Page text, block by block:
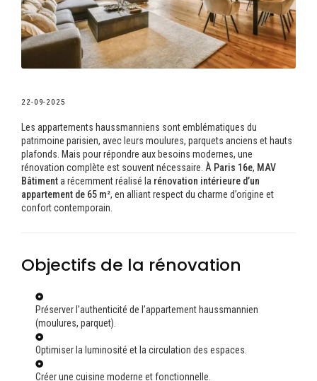
22-09-2025
Les appartements haussmanniens sont emblématiques du
patrimoine parisien, avec leurs moulures, parquets anciens et hauts
plafonds. Mais pour répondre aux besoins modernes, une
rénovation complète est souvent nécessaire. À Paris 16e, MAV
Bâtimenta récemment réalisé la rénovation intérieure d’un
appartement de 65 m², en alliant respect du charme d’origine et
confort contemporain.
Objectifs de la rénovation
Préserver l’authenticité de l’appartement haussmannien
(moulures, parquet).
Optimiser la luminosité et la circulation des espaces.
Créer une cuisine moderne et fonctionnelle.